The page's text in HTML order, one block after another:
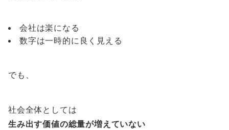
会社は楽になる
数字は一時的に良く見える
でも、
社会全体としては
生み出す価値の総量が増えていない